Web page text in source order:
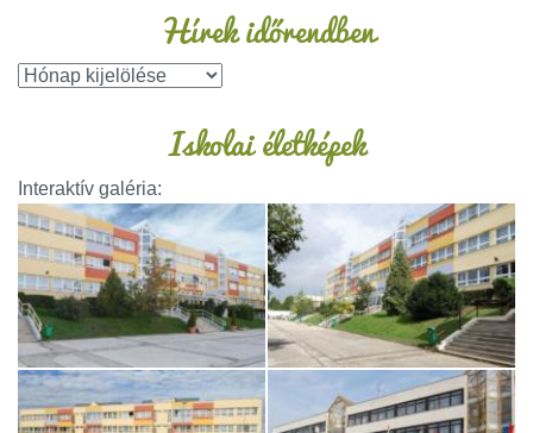
Hírek időrendben
Iskolai életképek
Interaktív galéria: